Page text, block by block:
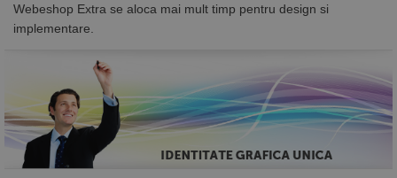
Webeshop Extra se aloca mai mult timp pentru design si
implementare.